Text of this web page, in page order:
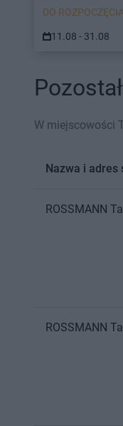
DO
11.08 - 31.08
W miejscowości
Nazwa i adres
ROSSMANN
ROSSMANN